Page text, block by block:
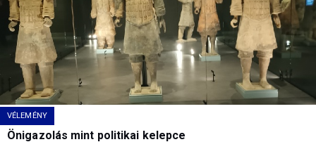
VÉLEMÉNY
Önigazolás mint politikai kelepce